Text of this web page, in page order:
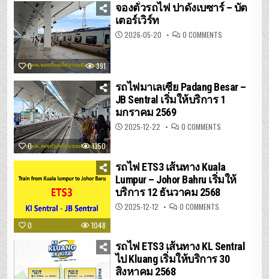
ชายแดน
มาเลเซีย
0 391
จองตั๋วรถไฟ ปาดังเบซาร์ – บัต
เตอร์เวิร์ท
2026-05-20 0 COMMENTSON
จอง
ซาร์
–
บัต
เต
0 1350
รถไฟมาเลเซีย Padang Besar –
JB Sentral เริ่มให้บริการ 1
มกราคม 2569
2025-12-22 0 COMMENTSON
รถไฟ
–
JB
SENTRAL
เริ่ม
ให้
บริการ
0 1048
รถไฟ ETS3 เส้นทาง Kuala
Lumpur – Johor Bahru เริ่มให้
บริการ 12 ธันวาคม 2568
2025-12-12 0 COMMENTSON
รถไฟ
KUALA
LUMPUR
–
JOHOR
รถไฟ ETS3 เส้นทาง KL Sentral
ไป Kluang เริ่มให้บริการ 30
สิงหาคม 2568